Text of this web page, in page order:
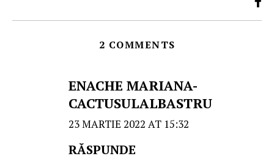
2 COMMENTS
ENACHE MARIANA-
CACTUSULALBASTRU
23 MARTIE 2022 AT 15:32
RĂSPUNDE